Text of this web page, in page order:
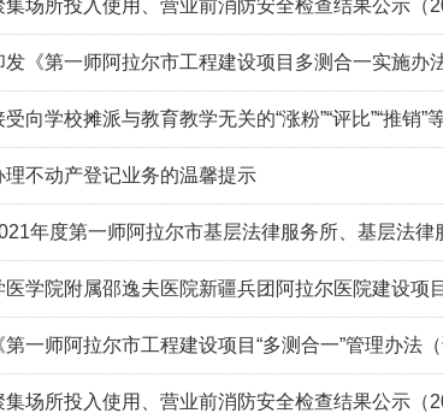
集场所投入使用、营业前消防安全检查结果公示（
发《第一师阿拉尔市工程建设项目多测合一实施办
受向学校摊派与教育教学无关的“涨粉”“评比”“推销”
理不动产登记业务的温馨提示
年度第一师阿拉尔市基层法律服务所、基层法
医学院附属邵逸夫医院新疆兵团阿拉尔医院建设项
第一师阿拉尔市工程建设项目“多测合一”管理办法
集场所投入使用、营业前消防安全检查结果公示（